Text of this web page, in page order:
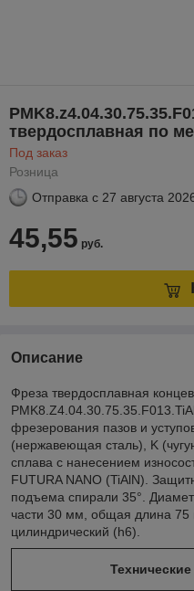
твердосплавная по
Под заказ
Розница
Отправка с 27 августа
45,55 руб.
Описание
Фреза твердосплавная
фрезерования пазов и
(нержавеющая сталь), K
сплава с нанесением
FUTURA NANO (TiAlN).
подъема спирали 35°.
части 30 мм, общая длина 75
цилиндрический (h6).